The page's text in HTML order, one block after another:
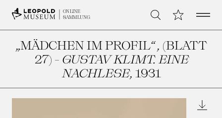
ONLINE
SAMMLUNG
Suche Meine Open
„MÄDCHEN IM PROFIL“, (BLATT
27) - GUSTAV KLIMT. EINE
NACHLESE, 1931